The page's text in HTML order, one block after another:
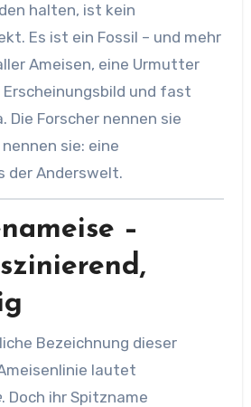
halten, ist kein
Es ist ein Fossil – und mehr
Ameisen, eine Urmutter
und fast
Die Forscher nennen sie
sie: eine
der Anderswelt.
–
Bezeichnung dieser
lautet
. Doch ihr Spitzname